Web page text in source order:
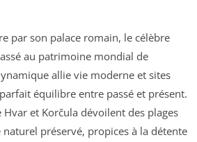
par son palace romain, le célèbre
au patrimoine mondial de
allie vie moderne et sites
équilibre entre passé et présent.
et Korčula dévoilent des plages
préservé, propices à la détente